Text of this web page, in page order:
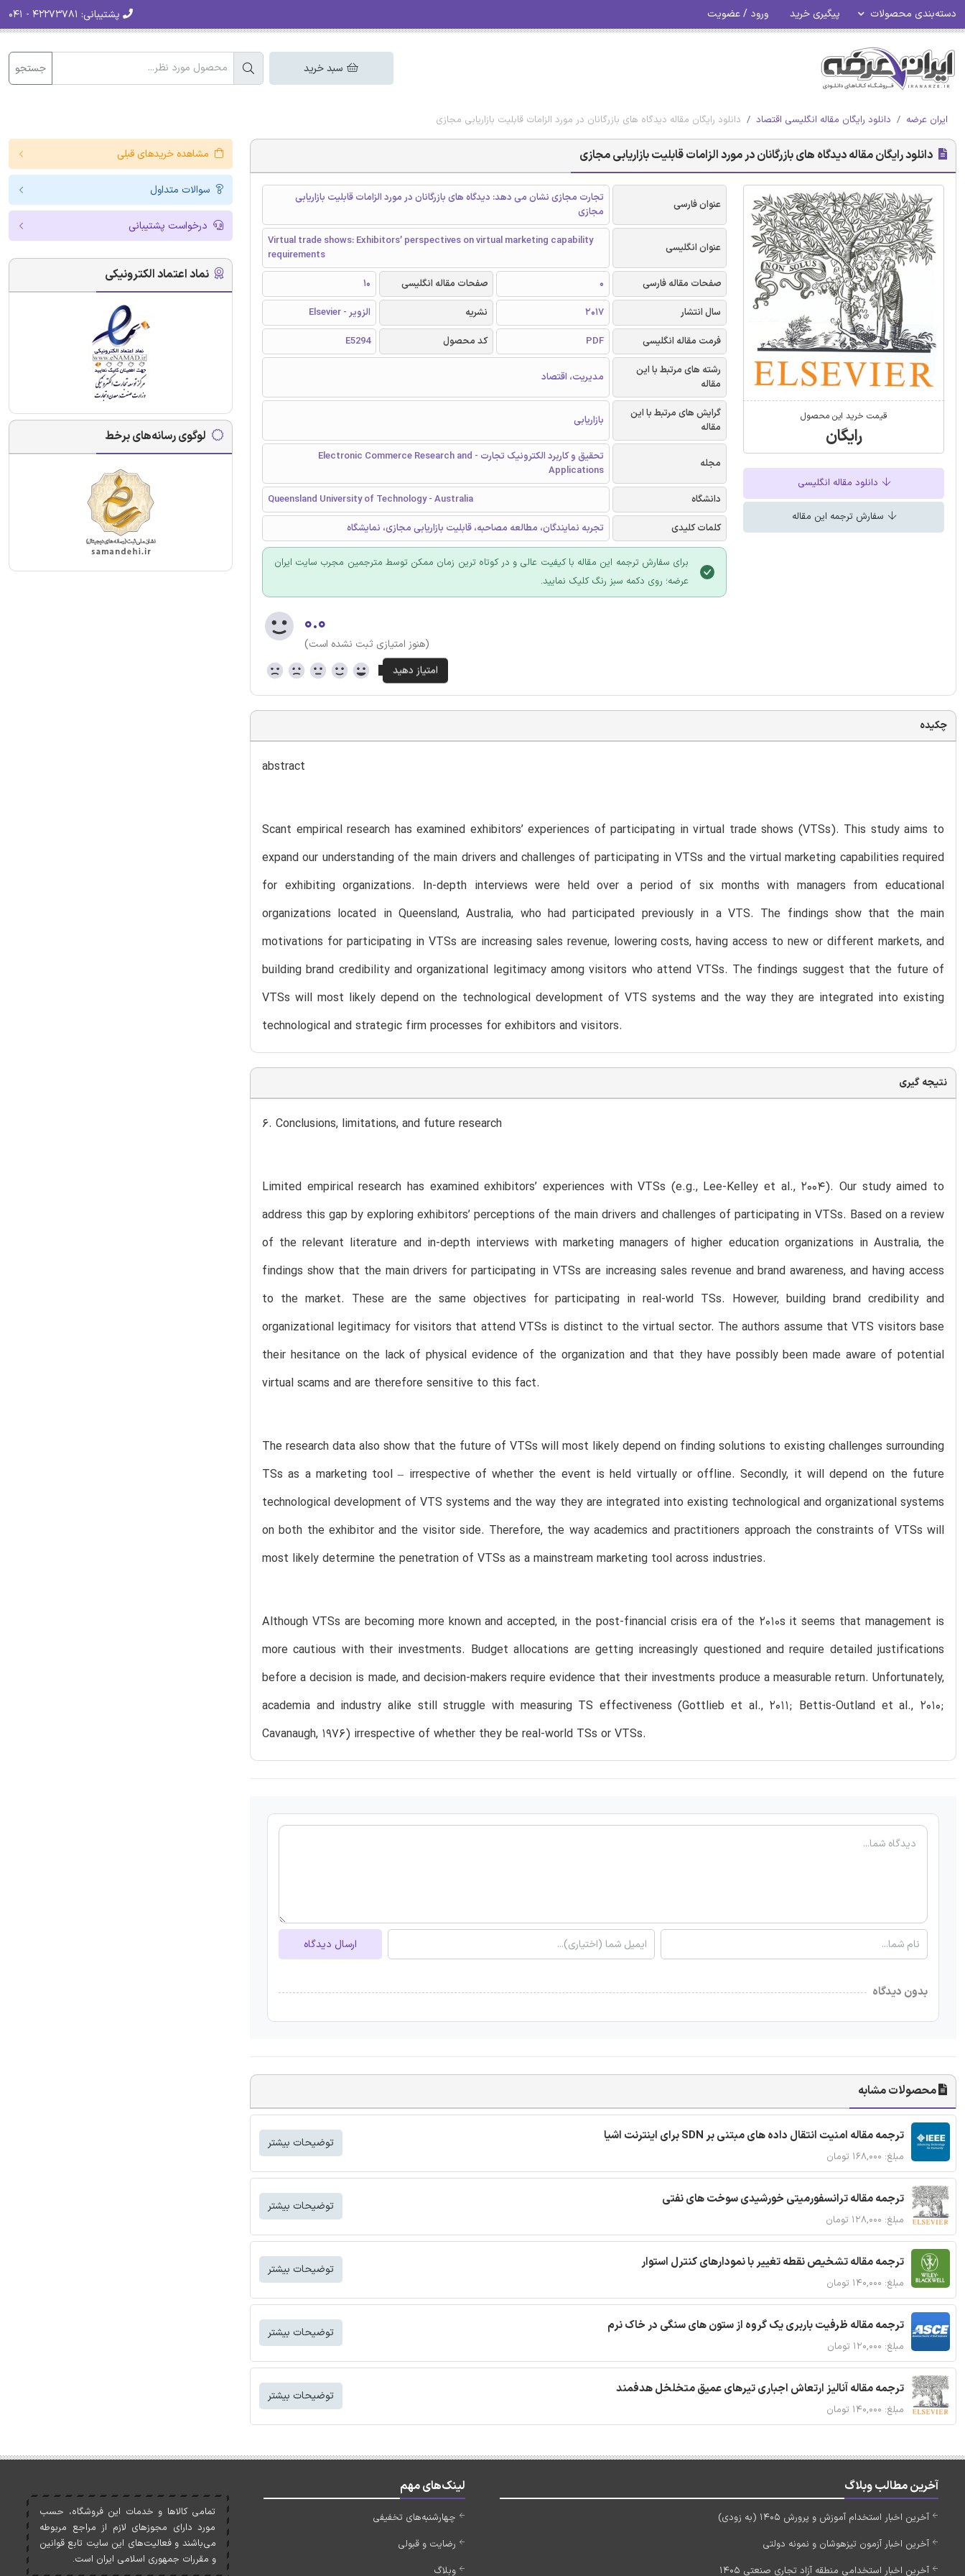
دسته‌بندی محصولات پیگیری خرید ورود / عضویت پشتیبانی:
سبد خرید جستجو
ایران عرضه دانلود رایگان مقاله انگلیسی اقتصاد دانلود رایگان مقاله دیدگاه های بازرگانان در مورد الزامات قابلیت بازاریابی مجازی
دانلود رایگان مقاله دیدگاه های بازرگانان در مورد الزامات قابلیت بازاریابی مجازی
قیمت خرید این محصول
رایگان
دانلود مقاله انگلیسی
سفارش ترجمه این مقاله
عنوان فارسی
تجارت مجازی نشان می دهد: دیدگاه های بازرگانان در مورد الزامات قابلیت بازاریابی
مجازی
عنوان انگلیسی
Virtual trade shows: Exhibitors’ perspectives on virtual marketing capability
requirements
صفحات مقاله فارسی
0 صفحات مقاله انگلیسی
10
سال انتشار
2017 نشریه
الزویر - Elsevier
فرمت مقاله انگلیسی
PDF کد محصول
E5294
رشته های مرتبط با این
مقاله
مدیریت، اقتصاد
گرایش های مرتبط با این
مقاله
بازاریابی
مجله
تحقیق و کاربرد الکترونیک تجارت - Electronic Commerce Research and
Applications
دانشگاه
Queensland University of Technology - Australia
کلمات کلیدی
تجربه نمایندگان، مطالعه مصاحبه، قابلیت بازاریابی مجازی، نمایشگاه
برای سفارش ترجمه این مقاله با کیفیت عالی و در کوتاه ترین زمان ممکن توسط مترجمین مجرب سایت ایران
عرضه؛ روی دکمه سبز رنگ کلیک نمایید.
۰.۰
(هنوز امتیازی ثبت نشده است)
چکیده
abstract
Scant empirical research has examined exhibitors’ experiences of participating in virtual trade shows (VTSs). This study aims to
expand our understanding of the main drivers and challenges of participating in VTSs and the virtual marketing capabilities required
for exhibiting organizations. In-depth interviews were held over a period of six months with managers from educational
organizations located in Queensland, Australia, who had participated previously in a VTS. The findings show that the main
motivations for participating in VTSs are increasing sales revenue, lowering costs, having access to new or different markets, and
building brand credibility and organizational legitimacy among visitors who attend VTSs. The findings suggest that the future of
VTSs will most likely depend on the technological development of VTS systems and the way they are integrated into existing
technological and strategic firm processes for exhibitors and visitors.
نتیجه گیری
6. Conclusions, limitations, and future research
Limited empirical research has examined exhibitors’ experiences with VTSs (e.g., Lee-Kelley et al., 2004). Our study aimed to
address this gap by exploring exhibitors’ perceptions of the main drivers and challenges of participating in VTSs. Based on a review
of the relevant literature and in-depth interviews with marketing managers of higher education organizations in Australia, the
findings show that the main drivers for participating in VTSs are increasing sales revenue and brand awareness, and having access
to the market. These are the same objectives for participating in real-world TSs. However, building brand credibility and
organizational legitimacy for visitors that attend VTSs is distinct to the virtual sector. The authors assume that VTS visitors base
their hesitance on the lack of physical evidence of the organization and that they have possibly been made aware of potential
virtual scams and are therefore sensitive to this fact.
The research data also show that the future of VTSs will most likely depend on finding solutions to existing challenges surrounding
TSs as a marketing tool – irrespective of whether the event is held virtually or offline. Secondly, it will depend on the future
technological development of VTS systems and the way they are integrated into existing technological and organizational systems
on both the exhibitor and the visitor side. Therefore, the way academics and practitioners approach the constraints of VTSs will
most likely determine the penetration of VTSs as a mainstream marketing tool across industries.
Although VTSs are becoming more known and accepted, in the post-financial crisis era of the 2010s it seems that management is
more cautious with their investments. Budget allocations are getting increasingly questioned and require detailed justifications
before a decision is made, and decision-makers require evidence that their investments produce a measurable return. Unfortunately,
academia and industry alike still struggle with measuring TS effectiveness (Gottlieb et al., 2011; Bettis-Outland et al., 2010;
Cavanaugh, 1976) irrespective of whether they be real-world TSs or VTSs.
ارسال دیدگاه
بدون دیدگاه
محصولات مشابه
ترجمه مقاله امنیت انتقال داده های مبتنی بر SDN برای اینترنت اشیا
مبلغ: ۱۶۸,۰۰۰ تومان
توضیحات بیشتر
ترجمه مقاله ترانسفورمیتی خورشیدی سوخت های نفتی
مبلغ: ۱۲۸,۰۰۰ تومان
توضیحات بیشتر
ترجمه مقاله تشخیص نقطه تغییر با نمودارهای کنترل استوار
مبلغ: ۱۴۰,۰۰۰ تومان
توضیحات بیشتر
ترجمه مقاله ظرفیت باربری یک گروه از ستون های سنگی در خاک نرم
مبلغ: ۱۲۰,۰۰۰ تومان
توضیحات بیشتر
ترجمه مقاله آنالیز ارتعاش اجباری تیرهای عمیق متخلخل هدفمند
مبلغ: ۱۴۰,۰۰۰ تومان
توضیحات بیشتر
مشاهده خریدهای قبلی
سوالات متداول
درخواست پشتیبانی
نماد اعتماد الکترونیکی
لوگوی رسانه‌های برخط
آخرین مطالب وبلاگ
آخرین اخبار استخدام آموزش و پرورش 1405 (به زودی)
آخرین اخبار آزمون تیزهوشان و نمونه دولتی
آخرین اخبار استخدامی منطقه آزاد تجاری صنعتی 1405
لینک‌های مهم
چهارشنبه‌های تخفیفی
رضایت و قبولی
وبلاگ
تمامی کالاها و خدمات اين فروشگاه، حسب
مورد دارای مجوزهای لازم از مراجع مربوطه
می‌باشند و فعاليت‌های اين سايت تابع قوانين
و مقررات جمهوری اسلامی ايران است.